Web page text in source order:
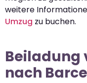
weitere
Umzug zu buchen.
Beiladung
nach